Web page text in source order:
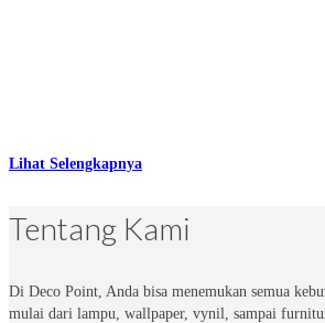
Lihat Selengkapnya
Tentang Kami
Di Deco Point, Anda bisa menemukan semua
mulai dari lampu, wallpaper, vynil, sampai